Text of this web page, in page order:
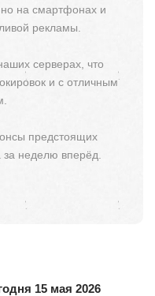
на смартфонах и
рекламы.
серверах, что
и с отличным
предстоящих
за неделю вперёд.
15 мая 2026